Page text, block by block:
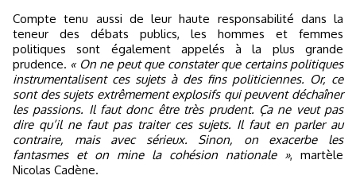
Compte tenu aussi de leur haute responsabilité dans la
teneur des débats publics, les hommes et femmes
politiques sont également appelés à la plus grande
prudence. « On ne peut que constater que certains politiques
instrumentalisent ces sujets à des fins politiciennes. Or, ce
sont des sujets extrêmement explosifs qui peuvent déchaîner
les passions. Il faut donc être très prudent. Ça ne veut pas
dire qu’il ne faut pas traiter ces sujets. Il faut en parler au
contraire, mais avec sérieux. Sinon, on exacerbe les
fantasmes et on mine la cohésion nationale », martèle
Nicolas Cadène.